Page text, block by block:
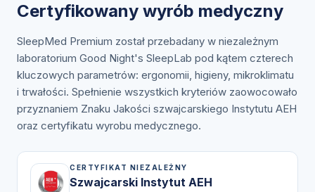
Certyfikowany wyrób medyczny
SleepMed Premium został przebadany w niezależnym
laboratorium Good Night's SleepLab pod kątem czterech
kluczowych parametrów: ergonomii, higieny, mikroklimatu
i trwałości. Spełnienie wszystkich kryteriów zaowocowało
przyznaniem Znaku Jakości szwajcarskiego Instytutu AEH
oraz certyfikatu wyrobu medycznego.
CERTYFIKAT NIEZALEŻNY
Szwajcarski Instytut AEH